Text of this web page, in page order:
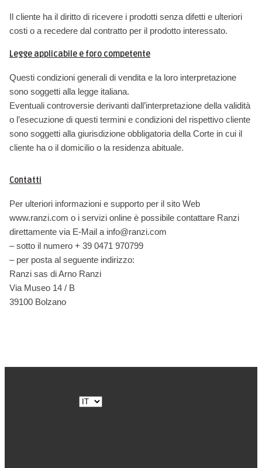
Il cliente ha il diritto di ricevere i prodotti senza difetti e ulteriori
costi o a recedere dal contratto per il prodotto interessato.
Legge applicabile e foro competente
Questi condizioni generali di vendita e la loro interpretazione
sono soggetti alla legge italiana.
Eventuali controversie derivanti dall’interpretazione della validità
o l’esecuzione di questi termini e condizioni del rispettivo cliente
sono soggetti alla giurisdizione obbligatoria della Corte in cui il
cliente ha o il domicilio o la residenza abituale.
Contatti
Per ulteriori informazioni e supporto per il sito Web
www.ranzi.com o i servizi online è possibile contattare Ranzi
direttamente via E-Mail a info@ranzi.com
– sotto il numero + 39 0471 970799
– per posta al seguente indirizzo:
Ranzi sas di Arno Ranzi
Via Museo 14 / B
39100 Bolzano
Scegli